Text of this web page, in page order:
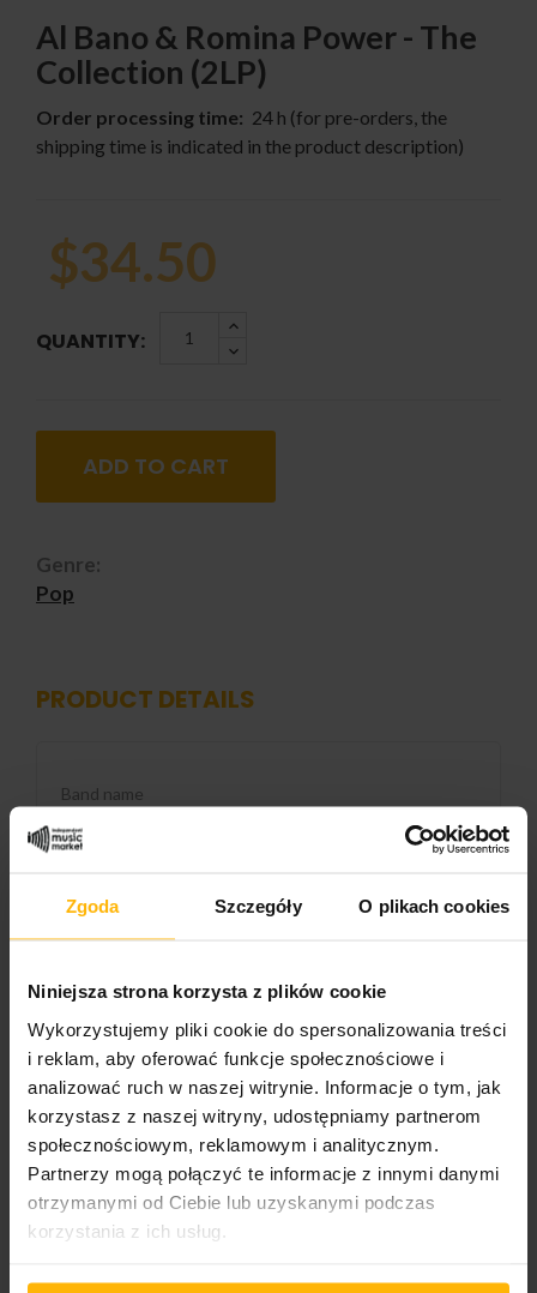
Zgoda Szczegóły O plikach cookies
Niniejsza strona korzysta z plików cookie
Wykorzystujemy pliki cookie do spersonalizowania treści
i reklam, aby oferować funkcje społecznościowe i
analizować ruch w naszej witrynie. Informacje o tym, jak
korzystasz z naszej witryny, udostępniamy partnerom
społecznościowym, reklamowym i analitycznym.
Partnerzy mogą połączyć te informacje z innymi danymi
otrzymanymi od Ciebie lub uzyskanymi podczas
korzystania z ich usług.
Al Bano & Romina Power - The
Collection (2LP)
Order processing time: 24 h (for pre-orders, the
shipping time is indicated in the product description)
$34.50
QUANTITY:
ADD TO CART
Genre:
Pop
PRODUCT DETAILS
Band name
2025
Media format
2LP
Wydawnictwo 1/2
Sony Music
Catalogue number:
19802925411